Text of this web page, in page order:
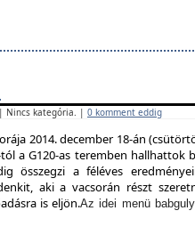
Nincs kategória. | 0 komment eddig
2014. december 18-án
a G120-as teremben hallhattok
összegzi a féléves
aki a vacsorán részt
is eljön.Az idei menü